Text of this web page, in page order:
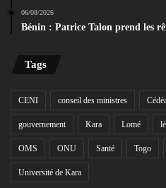
06/08/2026
Bénin : Patrice Talon prend les
Tags
CENI conseil des ministres
gouvernement Kara Lomé
OMS ONU Santé Togo
Université de Kara